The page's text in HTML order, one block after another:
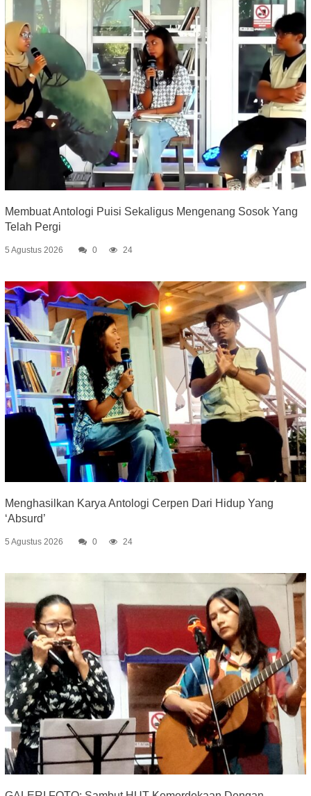
Membuat Antologi Puisi Sekaligus Mengenang Sosok Yang
Telah Pergi
5 Agustus 2026 0 24
Menghasilkan Karya Antologi Cerpen Dari Hidup Yang
‘Absurd’
5 Agustus 2026 0 24